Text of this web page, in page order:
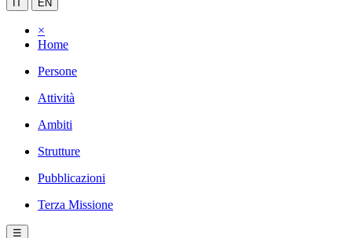
IT EN
×
Home
Persone
Attività
Ambiti
Strutture
Pubblicazioni
Terza Missione
☰